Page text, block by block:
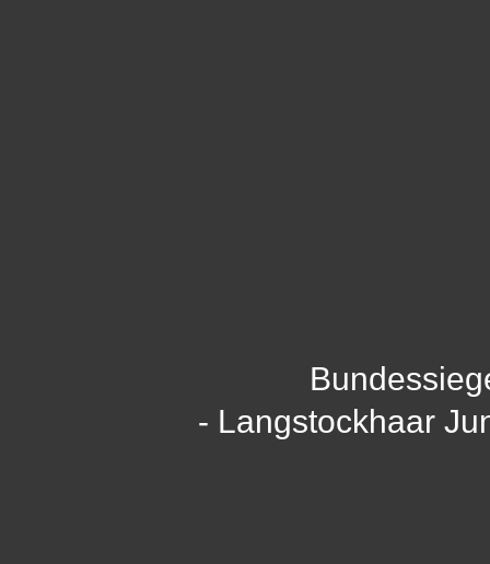
- Langstockhaar